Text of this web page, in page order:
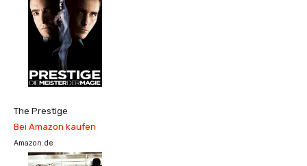
The Prestige
Bei Amazon kaufen
Amazon.de